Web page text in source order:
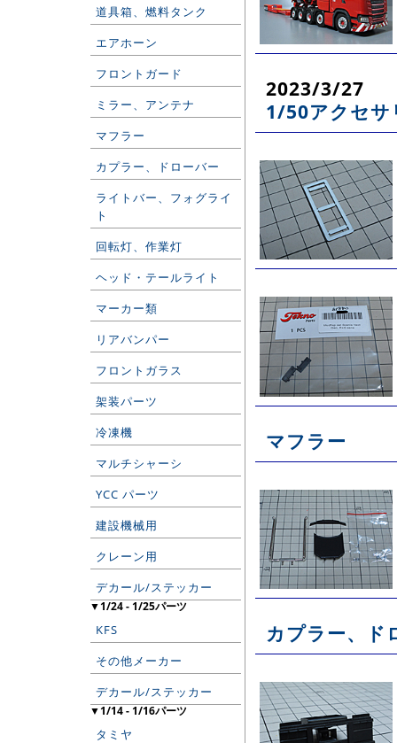
道具箱、燃料タンク
エアホーン
フロントガード
ミラー、アンテナ
マフラー
カプラー、ドローバー
ライトバー、フォグライ
ト
回転灯、作業灯
ヘッド・テールライト
マーカー類
リアバンパー
フロントガラス
架装パーツ
冷凍機
マルチシャーシ
YCC パーツ
建設機械用
クレーン用
デカール/ステッカー
▼1/24 - 1/25パーツ
KFS
その他メーカー
デカール/ステッカー
▼1/14 - 1/16パーツ
タミヤ
2023/3/27
1/50アクセサ
マフラー
カプラー、ド